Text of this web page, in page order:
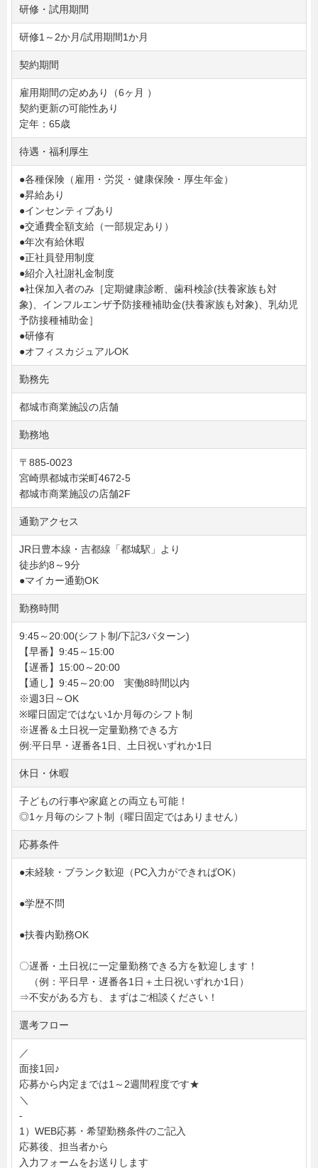
研修・試用期間
研修1～2か月/試用期間1か月
契約期間
雇用期間の定めあり（6ヶ月 ）
契約更新の可能性あり
定年：65歳
待遇・福利厚生
●各種保険（雇用・労災・健康保険・厚生年金）
●昇給あり
●インセンティブあり
●交通費全額支給（一部規定あり）
●年次有給休暇
●正社員登用制度
●紹介入社謝礼金制度
●社保加入者のみ［定期健康診断、歯科検診(扶養家族も対
象)、インフルエンザ予防接種補助金(扶養家族も対象)、乳幼児
予防接種補助金］
●研修有
●オフィスカジュアルOK
勤務先
都城市商業施設の店舗
勤務地
〒885-0023
宮崎県都城市栄町4672-5
都城市商業施設の店舗2F
通勤アクセス
JR日豊本線・吉都線「都城駅」より
徒歩約8～9分
●マイカー通勤OK
勤務時間
9:45～20:00(シフト制/下記3パターン)
【早番】9:45～15:00
【遅番】15:00～20:00
【通し】9:45～20:00 実働8時間以内
※週3日～OK
※曜日固定ではない1か月毎のシフト制
※遅番＆土日祝一定量勤務できる方
例:平日早・遅番各1日、土日祝いずれか1日
休日・休暇
子どもの行事や家庭との両立も可能！
◎1ヶ月毎のシフト制（曜日固定ではありません）
応募条件
●未経験・ブランク歓迎（PC入力ができればOK）
●学歴不問
●扶養内勤務OK
〇遅番・土日祝に一定量勤務できる方を歓迎します！
（例：平日早・遅番各1日＋土日祝いずれか1日）
⇒不安がある方も、まずはご相談ください！
選考フロー
／
面接1回♪
応募から内定までは1～2週間程度です★
＼
-
1）WEB応募・希望勤務条件のご記入
応募後、担当者から
入力フォームをお送りします